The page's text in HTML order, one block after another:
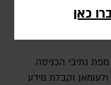
כאן
נתיבי הכניסה
וקבלת מידע